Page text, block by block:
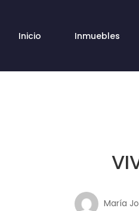
Inicio Inmuebles
María